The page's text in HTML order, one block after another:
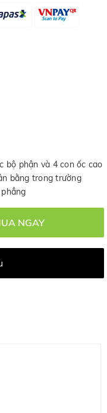
bộ phận và 4 con ốc cao
bằng trong trường
NGAY